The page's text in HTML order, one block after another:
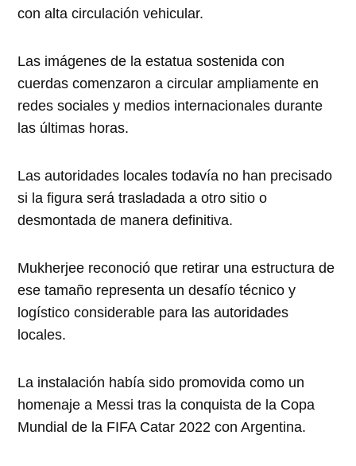
con alta circulación vehicular.
Las imágenes de la estatua sostenida con
cuerdas comenzaron a circular ampliamente en
redes sociales y medios internacionales durante
las últimas horas.
Las autoridades locales todavía no han precisado
si la figura será trasladada a otro sitio o
desmontada de manera definitiva.
Mukherjee reconoció que retirar una estructura de
ese tamaño representa un desafío técnico y
logístico considerable para las autoridades
locales.
La instalación había sido promovida como un
homenaje a Messi tras la conquista de la Copa
Mundial de la FIFA Catar 2022 con Argentina.